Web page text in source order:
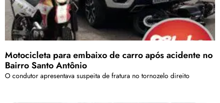
Motocicleta para embaixo de carro após acidente no
Bairro Santo Antônio
O condutor apresentava suspeita de fratura no tornozelo direito